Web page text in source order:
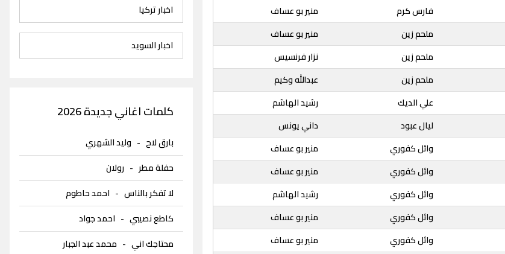
فارس كرم
منير بو عساف
ملحم زين
منير بو عساف
ملحم زين
نزار فرنسيس
ملحم زين
عبدالله وكيم
علي الديك
رشيد الهاشم
ليال عبود
داني يونس
وائل كفوري
منير بو عساف
وائل كفوري
منير بو عساف
وائل كفوري
رشيد الهاشم
وائل كفوري
منير بو عساف
وائل كفوري
منير بو عساف
اخبار تركيا
اخبار السويد
كلمات اغاني جديدة 2026
بارق لاح- وليد الشهري
حفلة مطر - رولان
لا تفكر بالناس- احمد حاطوم
كاطع نصيبي- احمد جواد
محتاجك اني- محمد عبد الجبار